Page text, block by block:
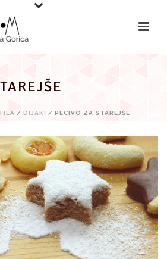
/ DIJAKI / PECIVO ZA STAREJŠE